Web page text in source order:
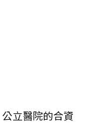
立醫院的合資